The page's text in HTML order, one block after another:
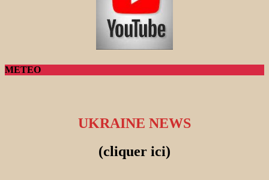
METEO
UKRAINE NEWS
(cliquer ici)